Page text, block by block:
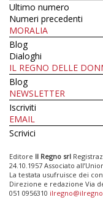
Ultimo numero
Numeri precedenti
MORALIA
Blog
Dialoghi
IL REGNO DELLE
Blog
NEWSLETTER
Iscriviti
EMAIL
Scrivici
Editore Il Regno srl
24.10.1957 Associato
La testata usufruisce dei
Direzione e redazione Via
051 0956310